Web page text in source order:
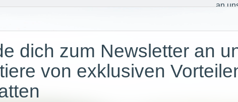
an
dich zum Newsletter an
von exklusiven